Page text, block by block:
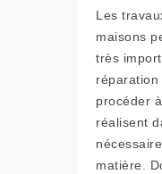
Les
maisons
très
réparation
procéder
réalisent
matière.